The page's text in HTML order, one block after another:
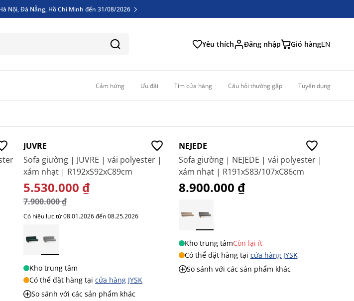
Nội, Đà Nẵng, Hồ Chí Minh đến 31/08/2026
Yêu thích Đăng nhập Giỏ hàngEN
Cảm hứng Ưu đãi Tìm cửa hàng Câu hỏi thường gặp Tuyển dụng
-30%
JUVRE
Sofa giường | JUVRE | vải polyester |
xám nhạt | R192xS92xC89cm
GIÁ ĐẶC BIỆT
5.530.000 ₫
7.900.000 ₫
Có hiệu lực từ 08.01.2026 đến 08.25.2026
Kho trung tâm
Có thể đặt hàng tại cửa hàng JYSK
So sánh với các sản phẩm khác
NEJEDE
Sofa giường | NEJEDE | vải polyester |
xám nhạt | R191xS83/107xC86cm
8.900.000 ₫
Kho trung tâmCòn lại ít
Có thể đặt hàng tại cửa hàng JYSK
So sánh với các sản phẩm khác